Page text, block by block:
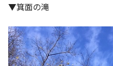
▼箕面の滝